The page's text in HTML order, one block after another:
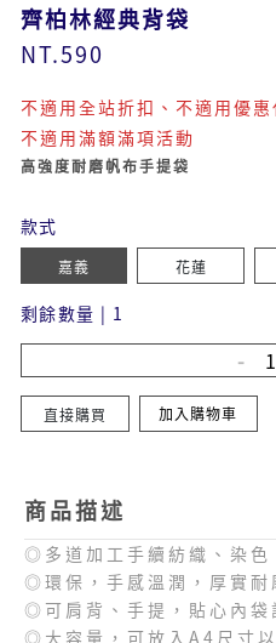
齊柏林經典背袋
NT.590
不適用全站折扣、不適用優惠
不適用滿額滿項活動
高強度耐磨帆布手提袋
款式
嘉義 花蓮
剩餘數量 | 1
直接購買 加入購物車
商品描述
◎多道加工手續紡織、染色
◎環保，手感溫潤，厚實耐
◎可肩背、手提，貼心內袋
◎大容量，可放入A4尺寸